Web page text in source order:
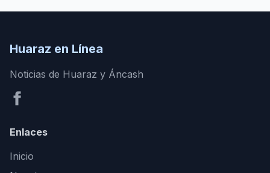
Huaraz en Línea
Noticias de Huaraz y Áncash
Enlaces
Inicio